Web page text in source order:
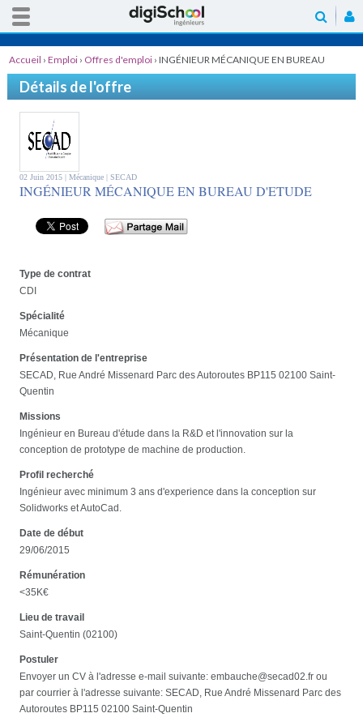
Accueil › Emploi › Offres d'emploi › INGÉNIEUR MÉCANIQUE EN BUREAU
D'ETUDE
Détails de l'offre
02 Juin 2015 | Mécanique | SECAD
INGÉNIEUR MÉCANIQUE EN BUREAU D'ETUDE
Type de contrat
CDI
Spécialité
Mécanique
Présentation de l'entreprise
SECAD, Rue André Missenard Parc des Autoroutes BP115 02100 Saint-
Quentin
Missions
Ingénieur en Bureau d'étude dans la R&D et l'innovation sur la
conception de prototype de machine de production.
Profil recherché
Ingénieur avec minimum 3 ans d'experience dans la conception sur
Solidworks et AutoCad.
Date de début
29/06/2015
Rémunération
<35K€
Lieu de travail
Saint-Quentin (02100)
Postuler
Envoyer un CV à l'adresse e-mail suivante: embauche@secad02.fr ou
par courrier à l'adresse suivante: SECAD, Rue André Missenard Parc des
Autoroutes BP115 02100 Saint-Quentin